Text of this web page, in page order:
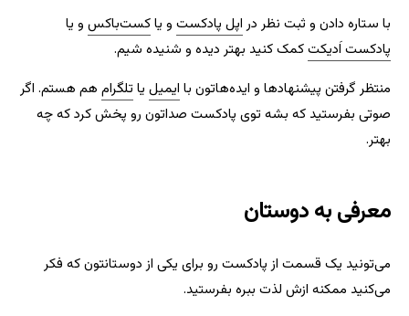
با ستاره دادن و ثبت نظر دراپل پادکست و یاکست‌باکس و یا
پادکست اَدیکتکمک کنید بهتر دیده و شنیده شیم.
منتظر گرفتن پیشنهادها و ایده‌هاتون با ایمیل یا تلگرام هم هستم. اگر
صوتی بفرستید که بشه توی پادکست صداتون رو پخش کرد که چه
بهتر.
معرفی به دوستان
می‌تونید یک قسمت از پادکست رو برای یکی از دوستانتون که فکر
می‌کنید ممکنه ازش لذت ببره بفرستید.